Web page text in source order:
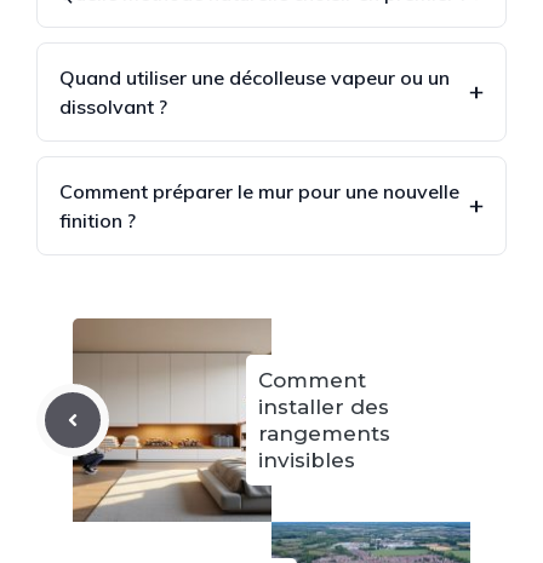
Quand utiliser une décolleuse vapeur ou un
dissolvant ?
Comment préparer le mur pour une nouvelle
finition ?
Comment
installer des
rangements
invisibles